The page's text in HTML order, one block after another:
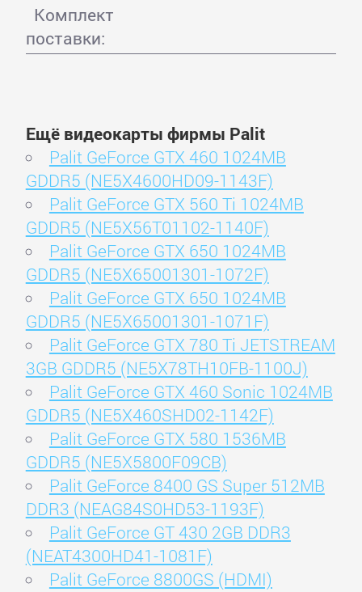
Комплект
поставки:
Ещё видеокарты фирмы Palit
Palit GeForce GTX 460 1024MB
GDDR5 (NE5X4600HD09-1143F)
Palit GeForce GTX 560 Ti 1024MB
GDDR5 (NE5X56T01102-1140F)
Palit GeForce GTX 650 1024MB
GDDR5 (NE5X65001301-1072F)
Palit GeForce GTX 650 1024MB
GDDR5 (NE5X65001301-1071F)
Palit GeForce GTX 780 Ti JETSTREAM
3GB GDDR5 (NE5X78TH10FB-1100J)
Palit GeForce GTX 460 Sonic 1024MB
GDDR5 (NE5X460SHD02-1142F)
Palit GeForce GTX 580 1536MB
GDDR5 (NE5X5800F09CB)
Palit GeForce 8400 GS Super 512MB
DDR3 (NEAG84S0HD53-1193F)
Palit GeForce GT 430 2GB DDR3
(NEAT4300HD41-1081F)
Palit GeForce 8800GS (HDMI)